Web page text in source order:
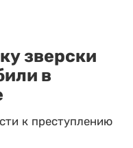
зверски
в
к преступлению